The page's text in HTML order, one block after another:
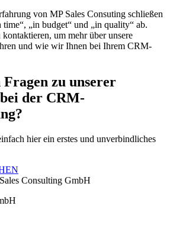
von MP Sales Consuting schließen
„in budget“ und „in quality“ ab.
um mehr über unsere
und wie wir Ihnen bei Ihrem CRM-
Fragen zu unserer
der CRM-
hier ein erstes und unverbindliches